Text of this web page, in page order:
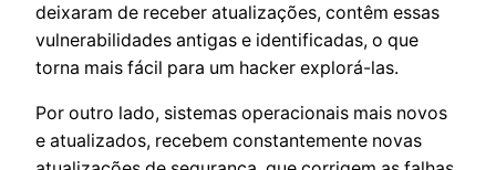
deixaram de receber atualizações, contêm essas
vulnerabilidades antigas e identificadas, o que
torna mais fácil para um hacker explorá-las.
Por outro lado, sistemas operacionais mais novos
e atualizados, recebem constantemente novas